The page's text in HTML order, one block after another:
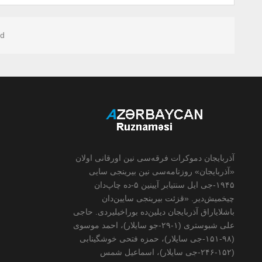
آذربایجان دموکرات فرقه‌سی نین اورقانی اولان
«آذربایجان» روزنامه‌سی نین بیرینجی سایی
۱۹۴۵-جی ایل سنتیابر آیینین ۵-ده چاپ‌دان
چیخمیش‌دیر. «قزئت بیرینجی سایین‌دان
باشلایاراق آذربایجان دیلین‌ده بوراخیلیردی. حاجی
علی شبوستری (۱-۲۹-جو سایلار)، احمد موسوی
(۹۸-۱۵۱-جی سایلار)، حمزه فتحی خوشگینابی
(۱۵۲-۲۴۶-جی سایلار)، اسماعیل شمس